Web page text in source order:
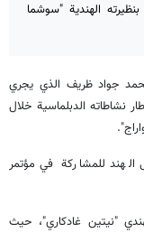
الهندية "سوشما
محمد جواد ظريف الذي يجري
نشاطاته الدبلماسية خلال
للمشاركة في مؤتمر
"نيتين غادكاري"، حيث